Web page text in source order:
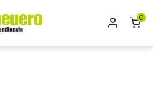
Mitt0